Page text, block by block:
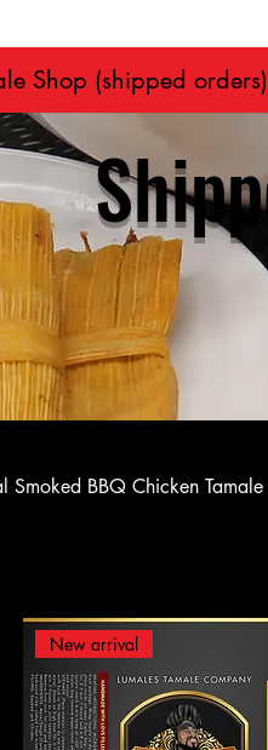
Shop (shipped orders)
Smoked BBQ Chicken Tamale
New arrival